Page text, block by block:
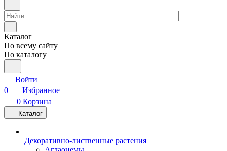
Каталог
По всему сайту
По каталогу
Войти
0
Избранное
0 Корзина
Каталог
Декоративно-лиственные растения